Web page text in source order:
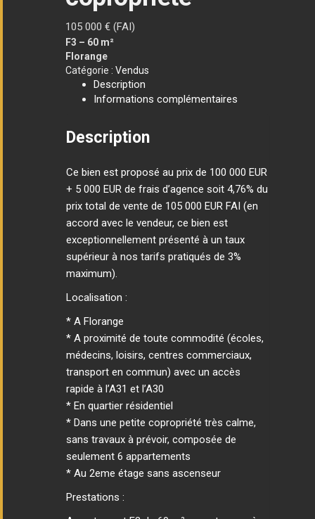
105 000 € (FAI)
F3 – 60 m²
Florange
Catégorie : Vendus
Description
Informations complémentaires
Description
Ce bien est proposé au prix de 100 000 EUR
+ 5 000 EUR de frais d’agence soit 4,76% du
prix total de vente de 105 000 EUR FAI (en
accord avec le vendeur, ce bien est
exceptionnellement présenté à un taux
supérieur à nos tarifs pratiqués de 3%
maximum).
Localisation :
* A Florange
* A proximité de toute commodité (écoles,
médecins, loisirs, centres commerciaux,
transport en commun) avec un accès
rapide à l’A31 et l’A30
* En quartier résidentiel
* Dans une petite copropriété très calme,
sans travaux à prévoir, composée de
seulement 6 appartements
* Au 2eme étage sans ascenseur
Prestations :